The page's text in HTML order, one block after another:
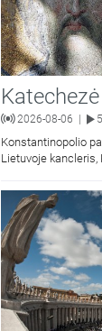
Katechezė
2026-08-06
Konstantinopolio
Lietuvoje kancleris,
kunigas Vitalijus
Kristaus